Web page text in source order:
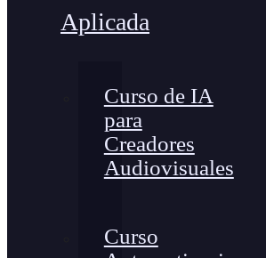
Aplicada
Curso de IA
para
Creadores
Audiovisuales
Curso